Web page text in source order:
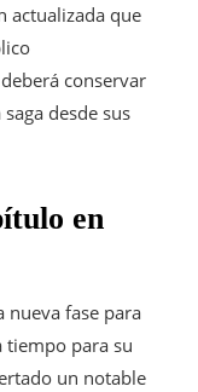
actualizada que
conservar
desde sus
en
nueva fase para
tiempo para su
un notable